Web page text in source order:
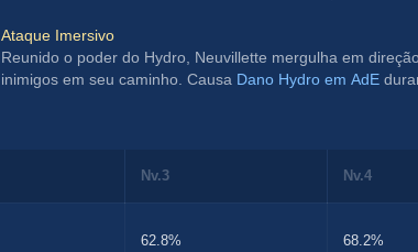
Ataque Imersivo
Reunido o poder do Hydro, Neuvillette mergulha em
inimigos em seu caminho. Causa Dano Hydro em AdE
Nv.3 Nv.4
62.8% 68.2%